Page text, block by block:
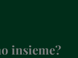
insieme?